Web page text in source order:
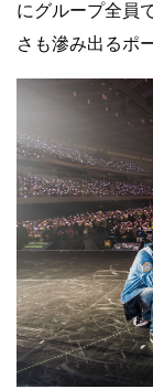
にグループ全員
さも滲み出るポ